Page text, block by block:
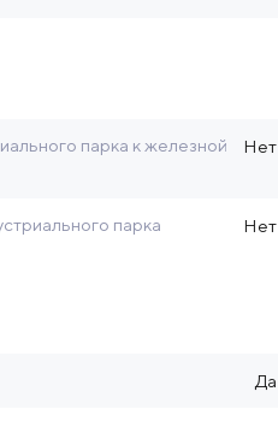
парка к железной
Нет
парка Нет
Да